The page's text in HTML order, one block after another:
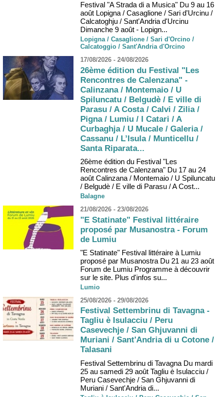
Festival "A Strada di a Musica" Du 9 au 16
août Lopigna / Casaglione / Sari d'Urcinu /
Calcatoghju / Sant'Andria d'Urcinu
Dimanche 9 août - Lopign...
Lopigna / Casaglione / Sari d'Orcino /
Calcatoggio / Sant'Andria d'Orcino
17/08/2026 - 24/08/2026
26ème édition du Festival "Les
Rencontres de Calenzana" -
Calinzana / Montemaio / U
Spiluncatu / Belgudè / E ville di
Parasu / A Costa / Calvi / Zilia /
Pigna / Lumiu / I Catari / A
Curbaghja / U Mucale / Galeria /
Cassanu / L’Isula / Munticellu /
Santa Riparata...
26ème édition du Festival "Les
Rencontres de Calenzana" Du 17 au 24
août Calinzana / Montemaio / U Spiluncatu
/ Belgudè / E ville di Parasu / A Cost...
Balagne
21/08/2026 - 23/08/2026
"E Statinate" Festival littéraire
proposé par Musanostra - Forum
de Lumiu
"E Statinate" Festival littéraire à Lumiu
proposé par Musanostra Du 21 au 23 août
Forum de Lumiu Programme à découvrir
sur le site. Plus d'infos su...
Lumio
25/08/2026 - 29/08/2026
Festival Settembrinu di Tavagna -
Tagliu è Isulacciu / Peru
Casevechje / San Ghjuvanni di
Muriani / Sant'Andria di u Cotone /
Talasani
Festival Settembrinu di Tavagna Du mardi
25 au samedi 29 août Tagliu è Isulacciu /
Peru Casevechje / San Ghjuvanni di
Muriani / Sant'Andria di...